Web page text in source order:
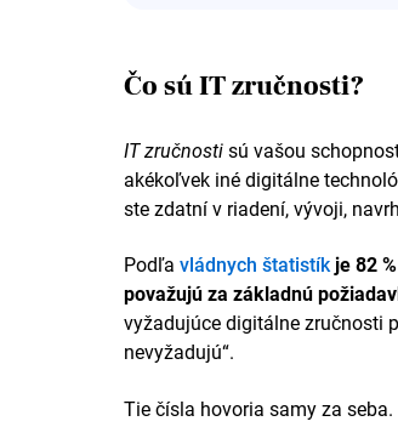
Spolupracoval s UX
prvkov.
Vzdelávanie
Bakalár informatiky, x–x
Univerzita kráľovnej Márie v
Zručnosti
Riadenie času.
plánovania a používania agilnej
Tímová práca.
zabezpečenie bezproblémovej
Čo sú IT zručnosti?
IT zručnostisú vašou
akékoľvek iné digitálne
ste zdatní v riadení, vývoji,
Podľa vládnych štatistíkje 82
považujú za základnú
vyžadujúce digitálne zručnosti
nevyžadujú“.
Tie čísla hovoria samy za seba.